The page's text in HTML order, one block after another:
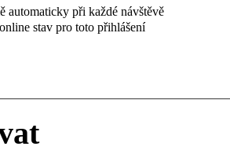
automaticky při každé návštěvě
stav pro toto přihlášení